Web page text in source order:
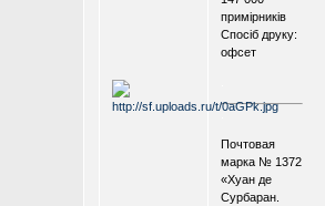
примірників
Спосіб друку:
офсет
.
Почтовая
марка № 1372
«Хуан де
Сурбаран.